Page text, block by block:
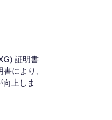
証明書
により、
上しま